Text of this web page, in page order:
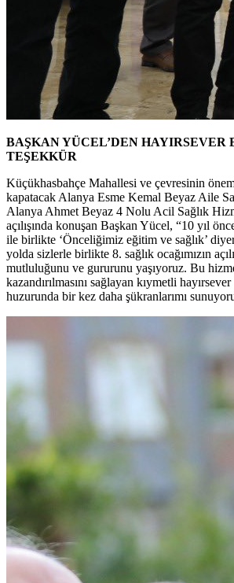
BAŞKAN YÜCEL’DEN HAYIRSEVER
TEŞEKKÜR
Küçükhasbahçe Mahallesi ve çevresinin
kapatacak Alanya Esme Kemal Beyaz Aile
Alanya Ahmet Beyaz 4 Nolu Acil Sağlık
açılışında konuşan Başkan Yücel, “10 yıl
ile birlikte ‘Önceliğimiz eğitim ve sağlık’
yolda sizlerle birlikte 8. sağlık ocağımızın
mutluluğunu ve gururunu yaşıyoruz. Bu
kazandırılmasını sağlayan kıymetli
huzurunda bir kez daha şükranlarımı